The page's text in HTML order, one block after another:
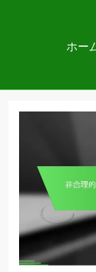
ホー